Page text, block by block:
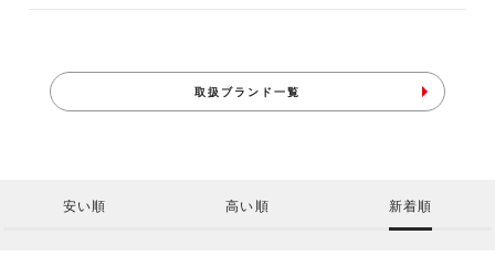
取扱ブランド一覧
安い順 高い順 新着順